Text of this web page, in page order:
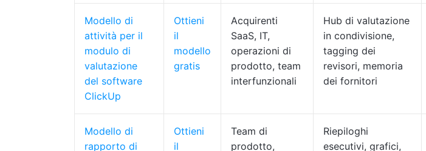
Modello di
attività per il
modulo di
valutazione
del software
ClickUp
Ottieni
il
modello
gratis
Acquirenti
SaaS, IT,
operazioni di
prodotto, team
interfunzionali
Hub di valutazione
in condivisione,
tagging dei
revisori, memoria
dei fornitori
Modello di
rapporto di
Ottieni
il
Team di
prodotto,
Riepiloghi
esecutivi, grafici,